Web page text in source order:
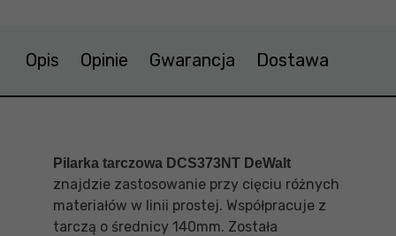
Opis Opinie Gwarancja Dostawa
Pilarka tarczowa DCS373NT DeWalt
znajdzie zastosowanie przy cięciu różnych
materiałów w linii prostej. Współpracuje z
tarczą o średnicy 140mm. Została